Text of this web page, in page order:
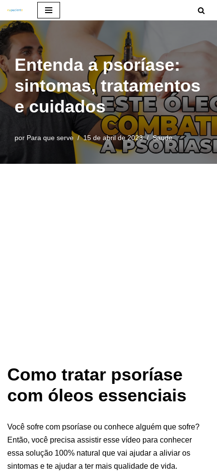
Pular
o
conteúdo
Entenda a psoríase:
sintomas, tratamentos
e cuidados
por Para que serve 15 de abril de 2023 Saude
Como tratar psoríase
com óleos essenciais
Você sofre com psoríase ou conhece alguém que sofre?
Então, você precisa assistir esse vídeo para conhecer
essa solução 100% natural que vai ajudar a aliviar os
sintomas e te ajudar a ter mais qualidade de vida.